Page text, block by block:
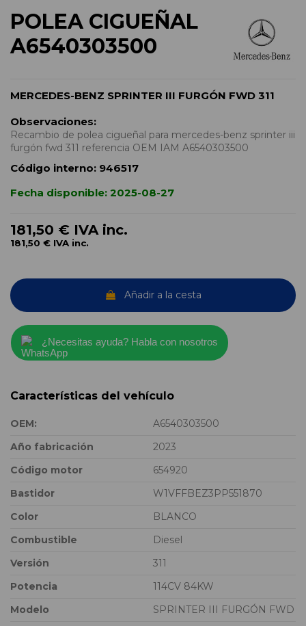
POLEA CIGUEÑAL
A6540303500
MERCEDES-BENZ SPRINTER III FURGÓN FWD 311
Observaciones:
Recambio de polea cigueñal para mercedes-benz sprinter iii
furgón fwd 311 referencia OEM IAM A6540303500
Código interno: 946517
Fecha disponible: 2025-08-27
181,50 € IVA inc.
181,50 € IVA inc.
Añadir a la cesta
¿Necesitas ayuda? Habla con nosotros
Características del vehículo
OEM:
A6540303500
Año fabricación
2023
Código motor
654920
Bastidor
W1VFFBEZ3PP551870
Color
BLANCO
Combustible
Diesel
Versión
311
Potencia
114CV 84KW
Modelo
SPRINTER III FURGÓN FWD